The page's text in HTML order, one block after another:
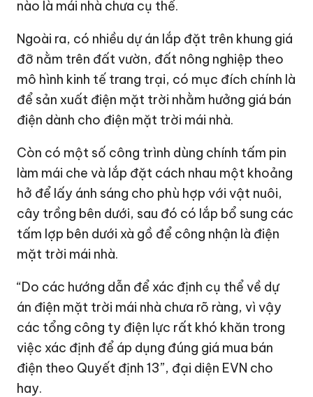
nào là mái nhà chưa cụ thể.
Ngoài ra, có nhiều dự án lắp đặt trên khung giá
đỡ nằm trên đất vườn, đất nông nghiệp theo
mô hình kinh tế trang trại, có mục đích chính là
để sản xuất điện mặt trời nhằm hưởng giá bán
điện dành cho điện mặt trời mái nhà.
Còn có một số công trình dùng chính tấm pin
làm mái che và lắp đặt cách nhau một khoảng
hở để lấy ánh sáng cho phù hợp với vật nuôi,
cây trồng bên dưới, sau đó có lắp bổ sung các
tấm lợp bên dưới xà gồ để công nhận là điện
mặt trời mái nhà.
“Do các hướng dẫn để xác định cụ thể về dự
án điện mặt trời mái nhà chưa rõ ràng, vì vậy
các tổng công ty điện lực rất khó khăn trong
việc xác định để áp dụng đúng giá mua bán
điện theo Quyết định 13”, đại diện EVN cho
hay.